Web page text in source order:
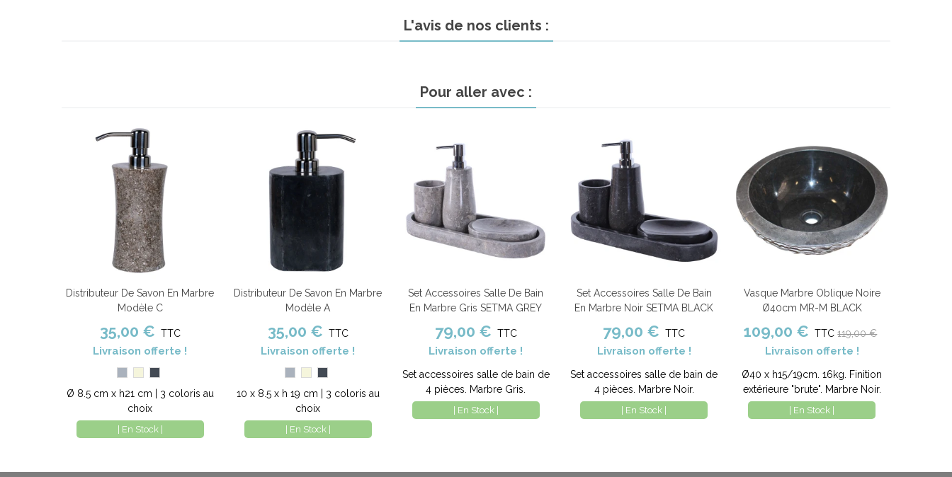
L'avis de nos clients :
Pour aller avec :
Ajouter au panier Comparer
Distributeur De Savon En Marbre
Modèle C
35,00 € TTC
Livraison offerte !
Ø 8.5 cm x h21 cm | 3 coloris au
choix
| En Stock |
Ajouter au panier Comparer
Distributeur De Savon En Marbre
Modèle A
35,00 € TTC
Livraison offerte !
10 x 8.5 x h 19 cm | 3 coloris au
choix
| En Stock |
Ajouter au panier Comparer
Set Accessoires Salle De Bain
En Marbre Gris SETMA GREY
79,00 € TTC
Livraison offerte !
Set accessoires salle de bain de
4 pièces. Marbre Gris.
| En Stock |
Ajouter au panier Comparer
Set Accessoires Salle De Bain
En Marbre Noir SETMA BLACK
79,00 € TTC
Livraison offerte !
Set accessoires salle de bain de
4 pièces. Marbre Noir.
| En Stock |
Ajouter au panier Comparer
Vasque Marbre Oblique Noire
Ø40cm MR-M BLACK
109,00 € TTC 119,00 €
Livraison offerte !
Ø40 x h15/19cm. 16kg. Finition
extérieure "brute". Marbre Noir.
| En Stock |